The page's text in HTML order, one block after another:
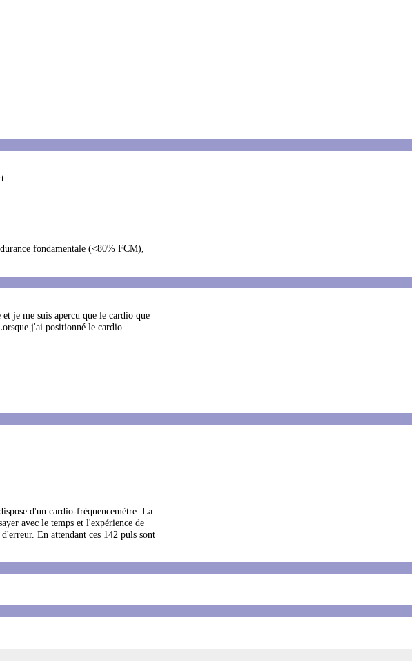
fondamentale (<80% FCM),
je me suis apercu que le cardio que
j'ai positionné le cardio
d'un cardio-fréquencemètre. La
avec le temps et l'expérience de
En attendant ces 142 puls sont